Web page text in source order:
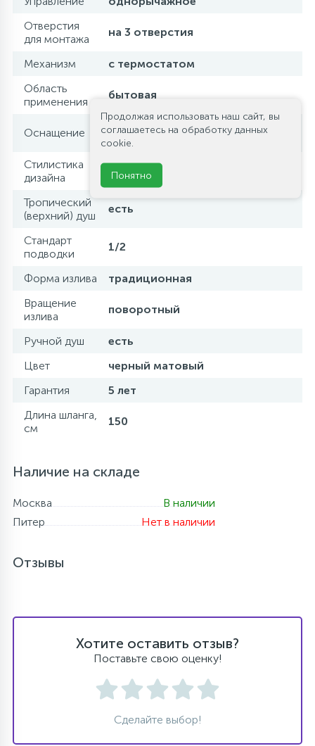
Отверстия
для монтажа
на 3 отверстия
Механизм
с термостатом
Область
применения
бытовая
Оснащение
эксцентрики / ручной душ /
шланг для душа / верхний душ
Стилистика
дизайна
современный стиль
Тропический
(верхний) душ
есть
Стандарт
подводки
1/2
Форма излива
традиционная
Вращение
излива
поворотный
Ручной душ
есть
Цвет
черный матовый
Гарантия
5 лет
Длина шланга,
см
150
Наличие на складе
Москва
В наличии
Питер
Нет в наличии
Отзывы
Хотите оставить отзыв?
Поставьте свою оценку!
Сделайте выбор!
Продолжая использовать наш сайт, вы
соглашаетесь на обработку данных
cookie.
Понятно